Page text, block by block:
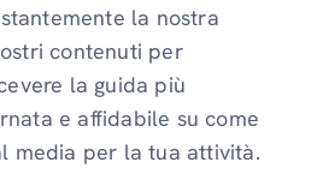
la nostra
contenuti per
la guida più
e affidabile su come
media per la tua attività.